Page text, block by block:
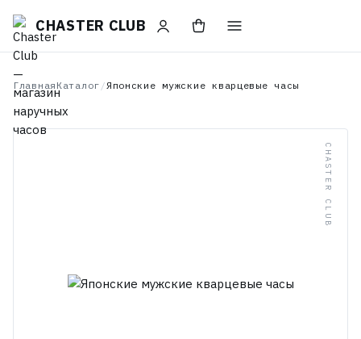
CHASTER CLUB
Главная Каталог /Японские мужские кварцевые часы
CHASTER CLUB